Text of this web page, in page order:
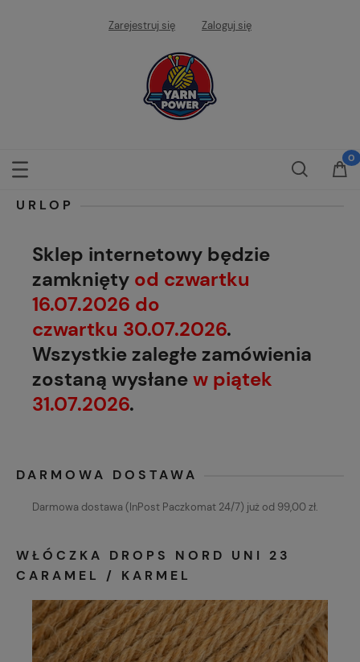
Zarejestruj się Zaloguj się
URLOP
Sklep internetowy będzie
zamknięty od czwartku
16.07.2026 do
czwartku 30.07.2026.
Wszystkie zaległe zamówienia
zostaną wysłanew piątek
31.07.2026.
DARMOWA DOSTAWA
Darmowa dostawa (InPost Paczkomat 24/7) już od 99,00 zł.
WŁÓCZKA DROPS NORD UNI 23
CARAMEL / KARMEL